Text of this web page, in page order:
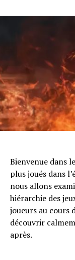
Bienvenue dans
plus joués dans
nous allons
hiérarchie des
joueurs au cours
découvrir
après.